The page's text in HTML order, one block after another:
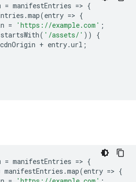
= manifestEntries => {
.map(entry => {
= 'https://example.com' ;
startsWith( '/assets/' ))
{
cdnOrigin + entry.url ;
= manifestEntries => {
manifestEntries .map(entry => {